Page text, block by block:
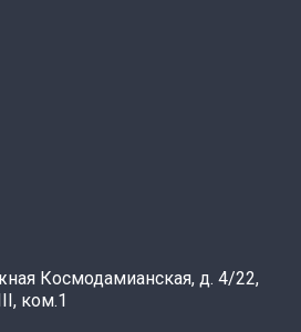
Космодамианская, д. 4/22,
ком.1